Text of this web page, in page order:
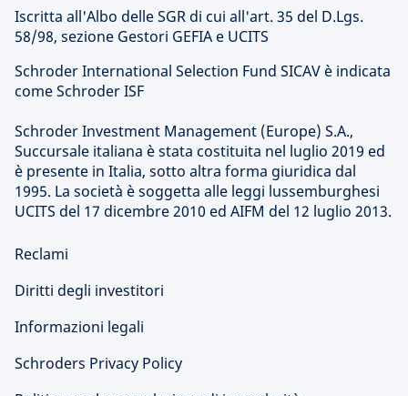
Iscritta all'Albo delle SGR di cui all'art. 35 del D.Lgs.
58/98, sezione Gestori GEFIA e UCITS
Schroder International Selection Fund SICAV è indicata
come Schroder ISF
Schroder Investment Management (Europe) S.A.,
Succursale italiana è stata costituita nel luglio 2019 ed
è presente in Italia, sotto altra forma giuridica dal
1995. La società è soggetta alle leggi lussemburghesi
UCITS del 17 dicembre 2010 ed AIFM del 12 luglio 2013.
Reclami
Diritti degli investitori
Informazioni legali
Schroders Privacy Policy